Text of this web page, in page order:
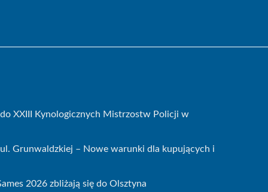
XXIII Kynologicznych Mistrzostw Policji w
ul. Grunwaldzkiej – Nowe warunki dla kupujących i
2026 zbliżają się do Olsztyna